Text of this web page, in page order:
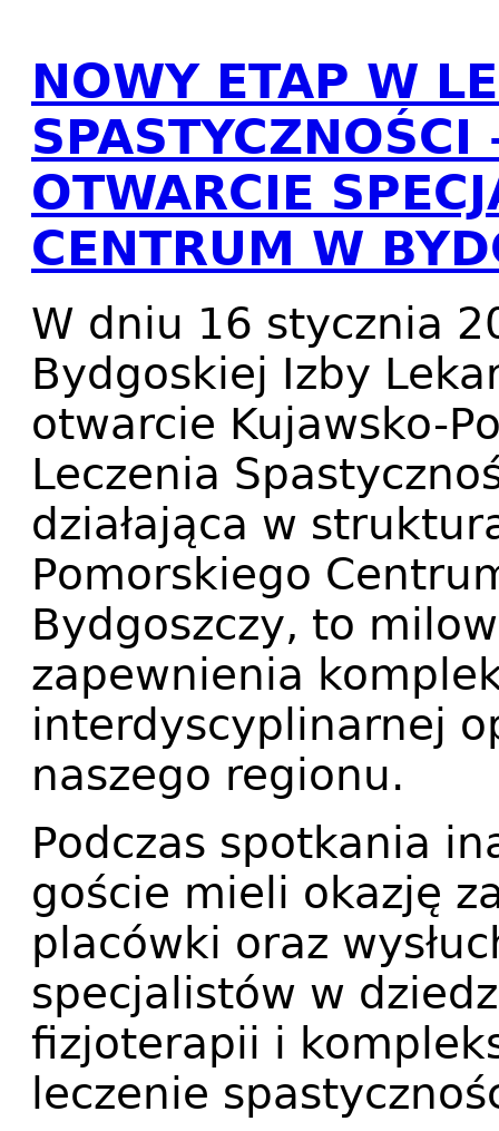
NOWY ETAP W
SPASTYCZNOŚCI
OTWARCIE
CENTRUM W
W dniu 16 stycznia
Bydgoskiej Izby
otwarcie Kujawsko-
Leczenia
działająca w
Pomorskiego
Bydgoszczy, to
zapewnienia
interdyscyplinarnej
naszego regionu.
Podczas spotkania
goście mieli okazję
placówki oraz
specjalistów w
fizjoterapii i
leczenie